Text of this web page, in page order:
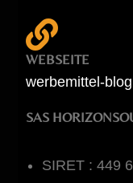
WEBSEITE
werbemittel-
SAS
SIRET : 449